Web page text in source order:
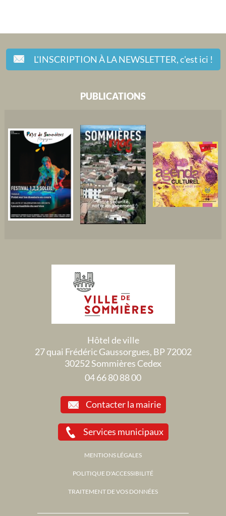
L'INSCRIPTION À LA NEWSLETTER,c'est ici !
PUBLICATIONS
Hôtel de ville
27 quai Frédéric Gaussorgues, BP 72002
30252 Sommières Cedex
04 66 80 88 00
Contacter la mairie
Services municipaux
MENTIONS LÉGALES
POLITIQUE D'ACCESSIBILITÉ
TRAITEMENT DE VOS DONNÉES